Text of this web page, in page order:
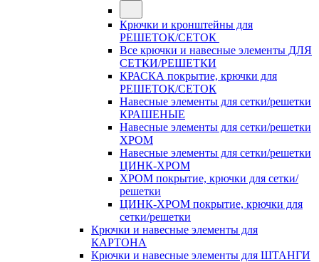
Крючки и кронштейны для
РЕШЕТОК/СЕТОК
Все крючки и навесные элементы ДЛЯ
СЕТКИ/РЕШЕТКИ
КРАСКА покрытие, крючки для
РЕШЕТОК/СЕТОК
Навесные элементы для сетки/решетки
КРАШЕНЫЕ
Навесные элементы для сетки/решетки
ХРОМ
Навесные элементы для сетки/решетки
ЦИНК-ХРОМ
ХРОМ покрытие, крючки для сетки/
решетки
ЦИНК-ХРОМ покрытие, крючки для
сетки/решетки
Крючки и навесные элементы для
КАРТОНА
Крючки и навесные элементы для ШТАНГИ